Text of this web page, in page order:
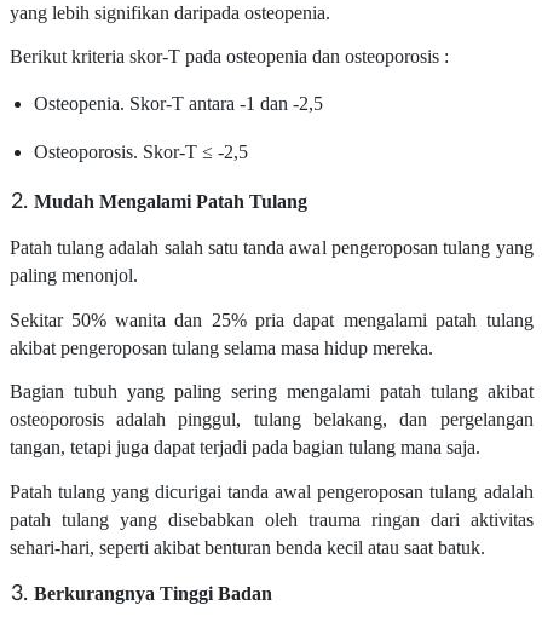
yang lebih signifikan daripada osteopenia.
Berikut kriteria skor-T pada osteopenia dan osteoporosis :
Osteopenia. Skor-T antara -1 dan -2,5
Osteoporosis. Skor-T ≤ -2,5
Mudah Mengalami Patah Tulang
Patah tulang adalah salah satu tanda awal pengeroposan tulang yang
paling menonjol.
Sekitar 50% wanita dan 25% pria dapat mengalami patah tulang
akibat pengeroposan tulang selama masa hidup mereka.
Bagian tubuh yang paling sering mengalami patah tulang akibat
osteoporosis adalah pinggul, tulang belakang, dan pergelangan
tangan, tetapi juga dapat terjadi pada bagian tulang mana saja.
Patah tulang yang dicurigai tanda awal pengeroposan tulang adalah
patah tulang yang disebabkan oleh trauma ringan dari aktivitas
sehari-hari, seperti akibat benturan benda kecil atau saat batuk.
Berkurangnya Tinggi Badan